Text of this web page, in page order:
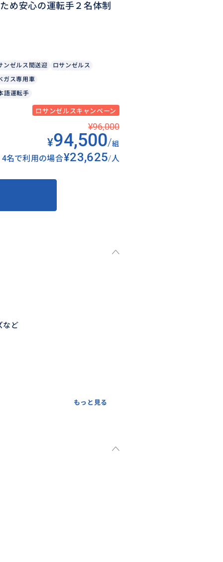
め安心の運転手２名体制
ンゼルス間送迎
ロサンゼルス
ガス専用車
語運転手
ロサンゼルスキャンペーン
¥96,000
¥94,500/組
4名で利用の場合 ¥23,625/人
など
が発生いたします。
時間を遅らせる場合は延長
ればならず、お荷物も厳重
もっと見る